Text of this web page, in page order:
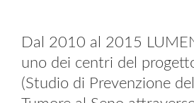
Dal 2010 al 2015
uno dei centri del
(Studio di Prevenzione